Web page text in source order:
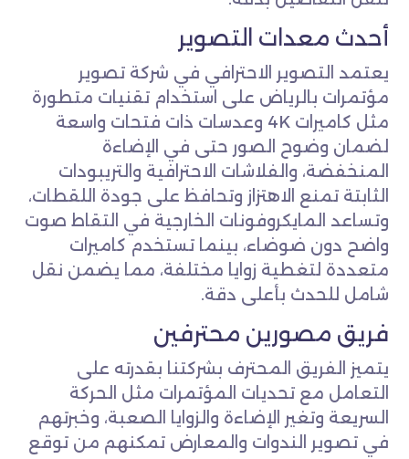
أحدث معدات التصوير
يعتمد التصوير الاحترافي في شركة تصوير
مؤتمرات بالرياض على استخدام تقنيات متطورة
مثل كاميرات 4K وعدسات ذات فتحات واسعة
لضمان وضوح الصور حتى في الإضاءة
المنخفضة، والفلاشات الاحترافية والتريبودات
الثابتة تمنع الاهتزاز وتحافظ على جودة اللقطات،
وتساعد المايكروفونات الخارجية في التقاط صوت
واضح دون ضوضاء، بينما تستخدم كاميرات
متعددة لتغطية زوايا مختلفة، مما يضمن نقل
شامل للحدث بأعلى دقة.
فريق مصورين محترفين
يتميز الفريق المحترف بشركتنا بقدرته على
التعامل مع تحديات المؤتمرات مثل الحركة
السريعة وتغير الإضاءة والزوايا الصعبة، وخبرتهم
في تصوير الندوات والمعارض تمكنهم من توقع